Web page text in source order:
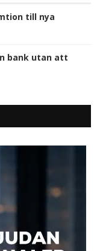
till nya
bank utan att